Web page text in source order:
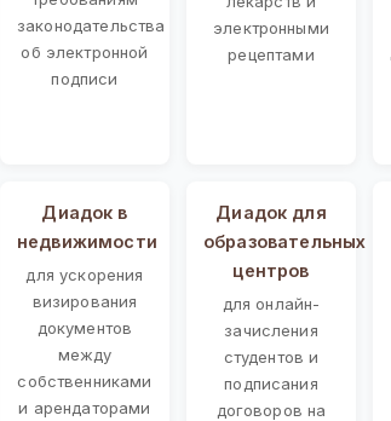
законодательства
об электронной
подписи
электронными
рецептами
Диадок в
недвижимости
для ускорения
визирования
документов
между
собственниками
и арендаторами
Диадок для
образовательных
центров
для онлайн-
зачисления
студентов и
подписания
договоров на